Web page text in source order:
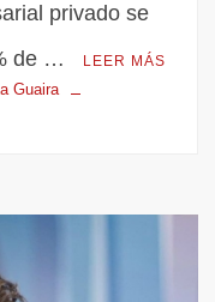
privado se
de …
LEER MÁS
Guaira